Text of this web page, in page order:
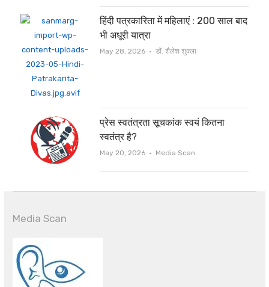
हिंदी पत्रकारिता में महिलाएं : 200 साल बाद
भी अधूरी यात्रा
May 28, 2026 Author
डॉ. शैलेश शुक्ला
प्रेस स्वतंत्रता सूचकांक स्वयं कितना
स्वतंत्र है?
May 20, 2026 Author
Media Scan
Media Scan